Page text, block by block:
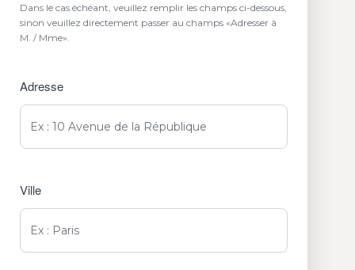
Dans le cas échéant, veuillez remplir les champs ci-dessous,
sinon veuillez directement passer au champs «Adresser à
M. / Mme».
Adresse
Ville